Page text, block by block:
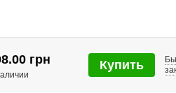
грн Купить